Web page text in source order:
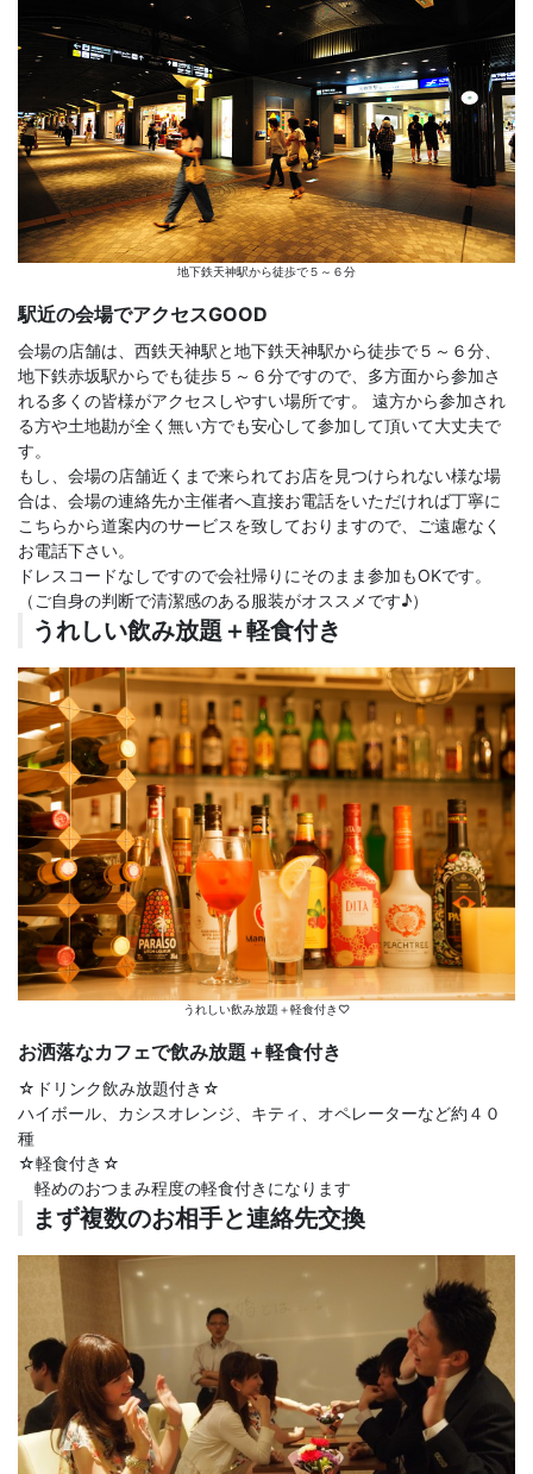
地下鉄天神駅から徒歩で５～６分
駅近の会場でアクセスGOOD
会場の店舗は、西鉄天神駅と地下鉄天神駅から徒歩で５～６分、
地下鉄赤坂駅からでも徒歩５～６分ですので、多方面から参加さ
れる多くの皆様がアクセスしやすい場所です。 遠方から参加され
る方や土地勘が全く無い方でも安心して参加して頂いて大丈夫で
す。
もし、会場の店舗近くまで来られてお店を見つけられない様な場
合は、会場の連絡先か主催者へ直接お電話をいただければ丁寧に
こちらから道案内のサービスを致しておりますので、ご遠慮なく
お電話下さい。
ドレスコードなしですので会社帰りにそのまま参加もOKです。
（ご自身の判断で清潔感のある服装がオススメです♪）
うれしい飲み放題＋軽食付き
うれしい飲み放題＋軽食付き♡
お洒落なカフェで飲み放題＋軽食付き
☆ドリンク飲み放題付き☆
ハイボール、カシスオレンジ、キティ、オペレーターなど約４０
種
☆軽食付き☆
軽めのおつまみ程度の軽食付きになります
まず複数のお相手と連絡先交換